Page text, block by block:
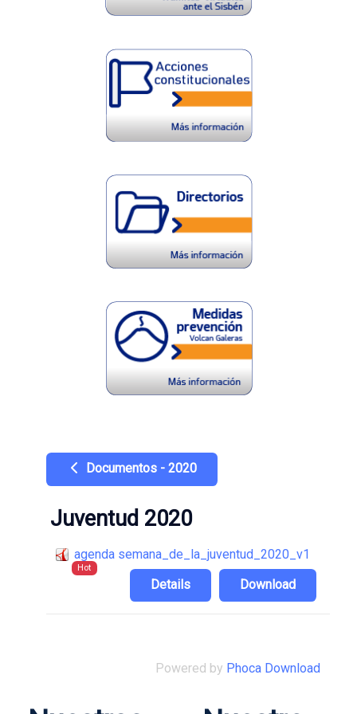
Documentos - 2020
Juventud 2020
agenda semana_de_la_juventud_2020_v1
Hot
Download
Details
Powered by Phoca Download